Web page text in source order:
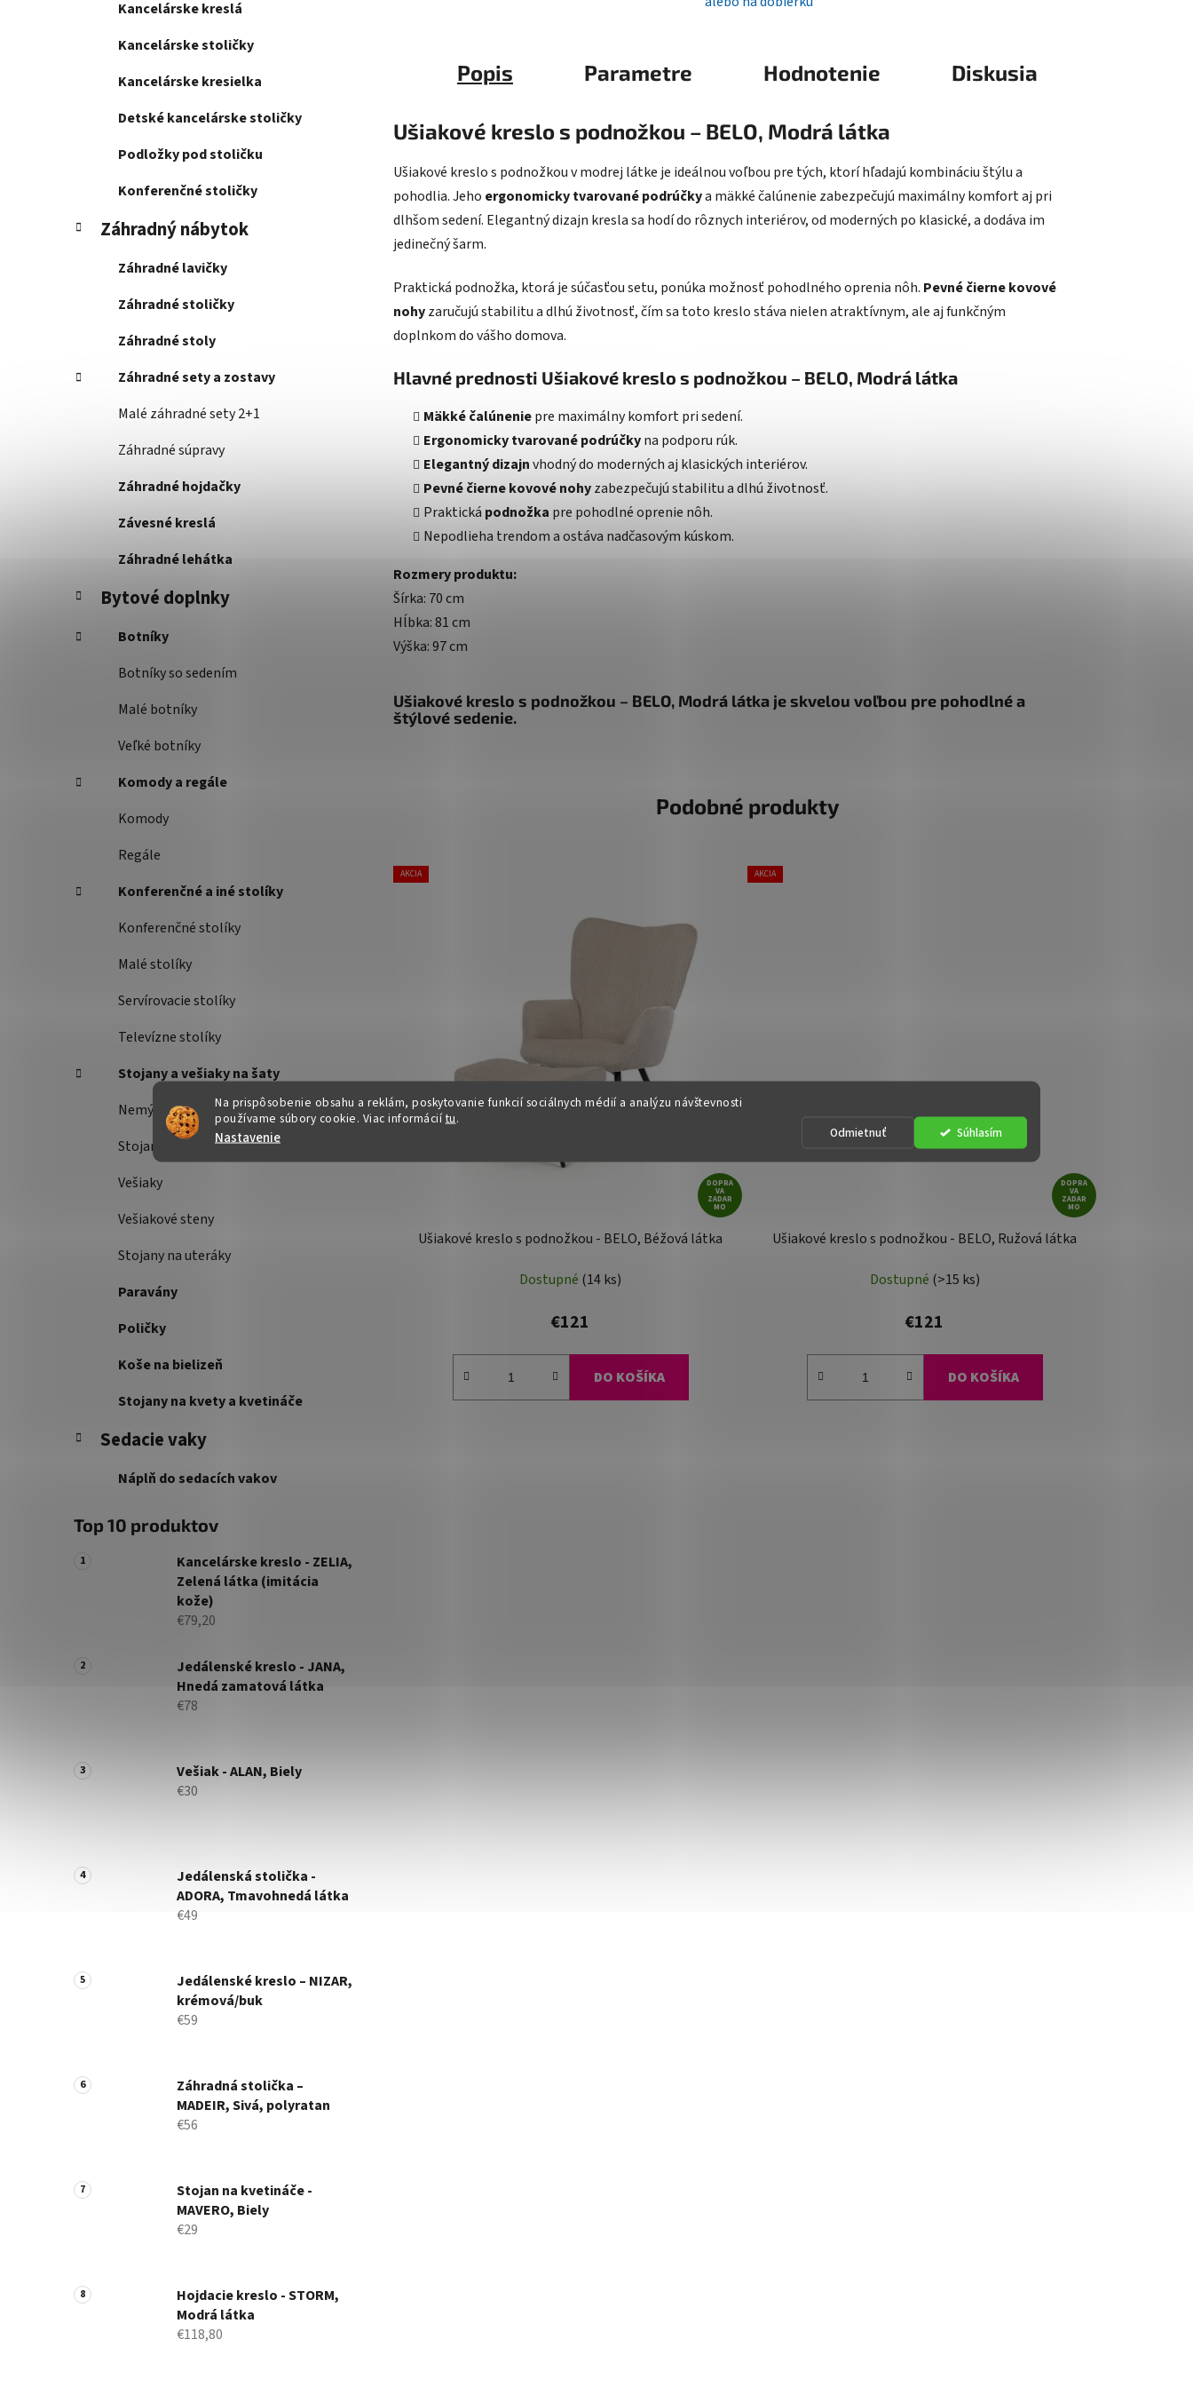
Na prispôsobenie obsahu a reklám, poskytovanie funkcií sociálnych médií a analýzu návštevnosti
používame súbory cookie. Viac informáciítu.
Nastavenie Odmietnuť Súhlasím
Kancelárske kreslá
Kancelárske stoličky
Kancelárske kresielka
Detské kancelárske stoličky
Podložky pod stoličku
Konferenčné stoličky
Záhradný nábytok
Záhradné lavičky
Záhradné stoličky
Záhradné stoly
Záhradné sety a zostavy
Malé záhradné sety 2+1
Záhradné súpravy
Záhradné hojdačky
Závesné kreslá
Záhradné lehátka
Bytové doplnky
Botníky
Botníky so sedením
Malé botníky
Veľké botníky
Komody a regále
Komody
Regále
Konferenčné a iné stolíky
Konferenčné stolíky
Malé stolíky
Servírovacie stolíky
Televízne stolíky
Stojany a vešiaky na šaty
Nemý sluha
Stojany na šaty
Vešiaky
Vešiakové steny
Stojany na uteráky
Paravány
Poličky
Koše na bielizeň
Stojany na kvety a kvetináče
Sedacie vaky
Náplň do sedacích vakov
Top 10 produktov
Kancelárske kreslo - ZELIA,
Zelená látka (imitácia
kože)
€79,20
Jedálenské kreslo - JANA,
Hnedá zamatová látka
€78
Vešiak - ALAN, Biely
€30
Jedálenská stolička -
ADORA, Tmavohnedá látka
€49
Jedálenské kreslo – NIZAR,
krémová/buk
€59
Záhradná stolička –
MADEIR, Sivá, polyratan
€56
Stojan na kvetináče -
MAVERO, Biely
€29
Hojdacie kreslo - STORM,
Modrá látka
€118,80
Popis Parametre Hodnotenie Diskusia
Ušiakové kreslo s podnožkou – BELO, Modrá látka
Ušiakové kreslo s podnožkou v modrej látke je ideálnou voľbou pre tých, ktorí hľadajú kombináciu štýlu a
pohodlia. Jeho ergonomicky tvarované podrúčkya mäkké čalúnenie zabezpečujú maximálny komfort aj pri
dlhšom sedení. Elegantný dizajn kresla sa hodí do rôznych interiérov, od moderných po klasické, a dodáva im
jedinečný šarm.
Praktická podnožka, ktorá je súčasťou setu, ponúka možnosť pohodlného oprenia nôh. Pevné čierne kovové
nohyzaručujú stabilitu a dlhú životnosť, čím sa toto kreslo stáva nielen atraktívnym, ale aj funkčným
doplnkom do vášho domova.
Hlavné prednosti Ušiakové kreslo s podnožkou – BELO, Modrá látka
Mäkké čalúneniepre maximálny komfort pri sedení.
Ergonomicky tvarované podrúčkyna podporu rúk.
Elegantný dizajnvhodný do moderných aj klasických interiérov.
Pevné čierne kovové nohyzabezpečujú stabilitu a dlhú životnosť.
Praktická podnožka pre pohodlné oprenie nôh.
Nepodlieha trendom a ostáva nadčasovým kúskom.
Rozmery produktu:
Šírka: 70 cm
Hĺbka: 81 cm
Výška: 97 cm
Ušiakové kreslo s podnožkou – BELO, Modrá látka je skvelou voľbou pre pohodlné a
štýlové sedenie.
Podobné produkty
AKCIA
DOPRA
VA
ZADAR
MO
Ušiakové kreslo s podnožkou - BELO, Béžová látka
Dostupné (14 ks)
€121
DO KOŠÍKA
AKCIA
DOPRA
VA
ZADAR
MO
Ušiakové kreslo s podnožkou - BELO, Ružová látka
Dostupné (>15 ks)
€121
DO KOŠÍKA